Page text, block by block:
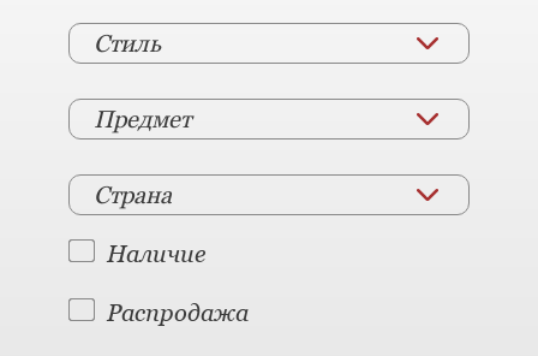
Стиль
Предмет
Страна
Наличие
Распродажа